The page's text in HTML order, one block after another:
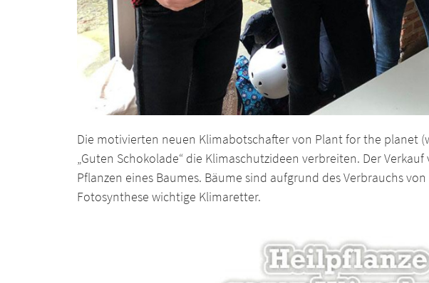
Die motivierten neuen Klimabotschafter von Plant for the planet
„Guten Schokolade“ die Klimaschutzideen verbreiten. Der
Pflanzen eines Baumes. Bäume sind aufgrund des Verbrauchs
Fotosynthese wichtige Klimaretter.